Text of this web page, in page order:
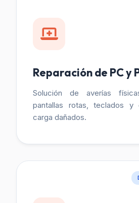
Reparación de PC y
Solución de averías
pantallas rotas, teclados y
carga dañados.